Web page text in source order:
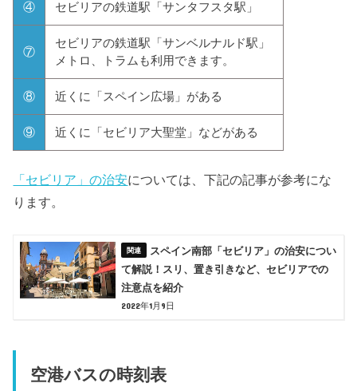
④ セビリアの鉄道駅「サンタフスタ駅」
⑦
セビリアの鉄道駅「サンベルナルド駅」
メトロ、トラムも利用できます。
⑧ 近くに「スペイン広場」がある
⑨ 近くに「セビリア大聖堂」などがある
「セビリア」の治安については、下記の記事が参考にな
ります。
スペイン南部「セビリア」の治安につい
て解説！スリ、置き引きなど、セビリアでの
注意点を紹介
2022年1月9日
空港バスの時刻表